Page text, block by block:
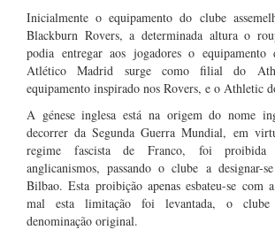
Inicialmente o equipamento do clube
Blackburn Rovers, a determinada altura o
podia entregar aos jogadores o
Atlético Madrid surge como filial do
equipamento inspirado nos Rovers, e o Athletic
A génese inglesa está na origem do nome
decorrer da Segunda Guerra Mundial, em
regime fascista de Franco, foi
anglicanismos, passando o clube a designar-
Bilbao. Esta proibição apenas esbateu-se com
mal esta limitação foi levantada, o clube
denominação original.